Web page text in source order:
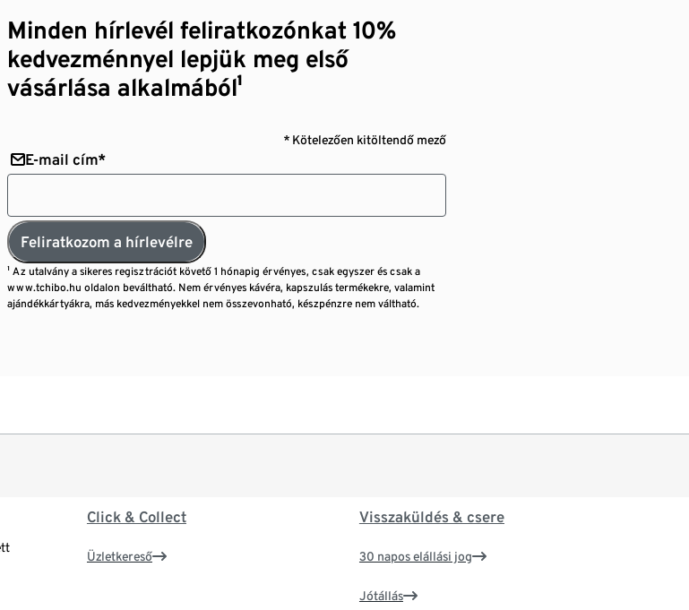
Minden hírlevél feliratkozónkat 10%
kedvezménnyel lepjük meg első
vásárlása alkalmából¹
* Kötelezően kitöltendő mező
E-mail cím*
Feliratkozom a hírlevélre
¹ Az utalvány a sikeres regisztrációt követő 1 hónapig érvényes, csak egyszer és csak a
www.tchibo.hu oldalon beváltható. Nem érvényes kávéra, kapszulás termékekre, valamint
ajándékkártyákra, más kedvezményekkel nem összevonható, készpénzre nem váltható.
Click & Collect
Üzletkereső
Visszaküldés & csere
30 napos elállási jog
Jótállás